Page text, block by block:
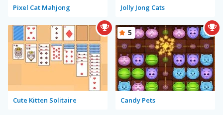
Pixel Cat Mahjong Jolly Jong Cats
Cute Kitten Solitaire Candy Pets
5